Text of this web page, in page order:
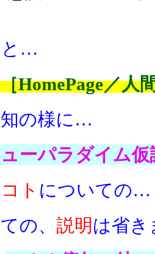
と…
［HomePage／人
の様に…
ューパラダイム
コト についての…
の、 説明 は省